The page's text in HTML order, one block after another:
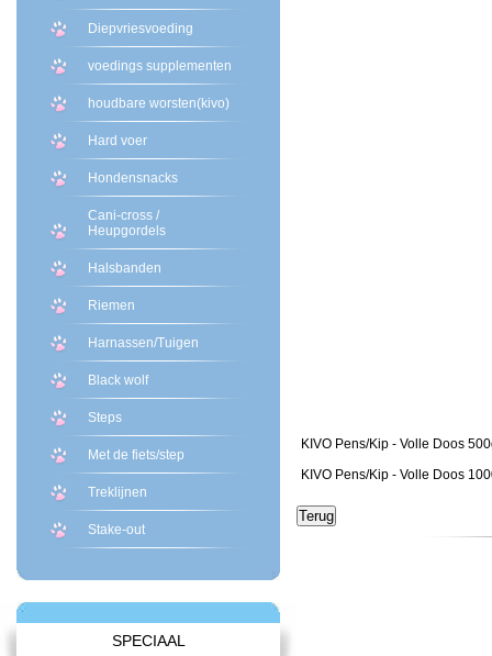
Diepvriesvoeding
voedings supplementen
houdbare worsten(kivo)
Hard voer
Hondensnacks
Cani-cross /
Heupgordels
Halsbanden
Riemen
Harnassen/Tuigen
Black wolf
Steps
Met de fiets/step
Treklijnen
Stake-out
SPECIAAL
KIVO Pens/Kip - Volle Doos
KIVO Pens/Kip - Volle Doos